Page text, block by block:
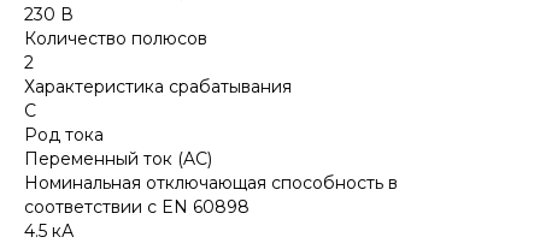
230 В
Количество полюсов
2
Характеристика срабатывания
C
Род тока
Переменный ток (AC)
Номинальная отключающая способность в
соответствии с EN 60898
4.5 кА